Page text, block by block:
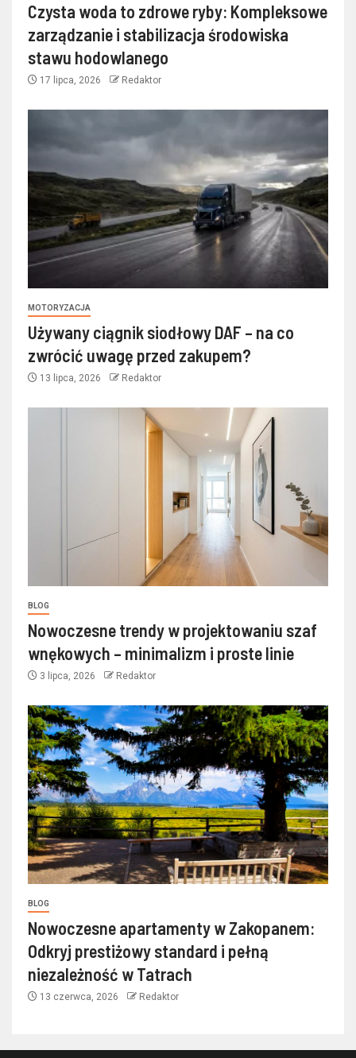
Czysta woda to zdrowe ryby: Kompleksowe
zarządzanie i stabilizacja środowiska
stawu hodowlanego
17 lipca, 2026 Redaktor
MOTORYZACJA
Używany ciągnik siodłowy DAF – na co
zwrócić uwagę przed zakupem?
13 lipca, 2026 Redaktor
BLOG
Nowoczesne trendy w projektowaniu szaf
wnękowych – minimalizm i proste linie
3 lipca, 2026 Redaktor
BLOG
Nowoczesne apartamenty w Zakopanem:
Odkryj prestiżowy standard i pełną
niezależność w Tatrach
13 czerwca, 2026 Redaktor